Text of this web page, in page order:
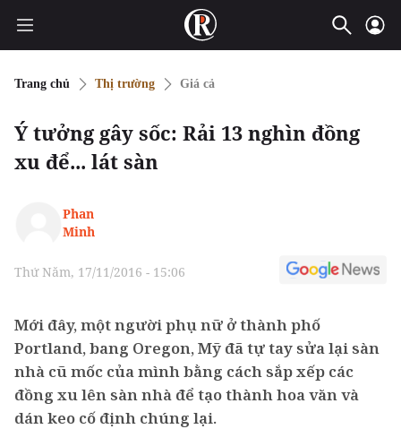
Trang chủ Thị trường Giá cả
Ý tưởng gây sốc: Rải 13 nghìn đồng
xu để... lát sàn
Phan
Minh
Thứ Năm, 17/11/2016 - 15:06
Mới đây, một người phụ nữ ở thành phố
Portland, bang Oregon, Mỹ đã tự tay sửa lại sàn
nhà cũ mốc của mình bằng cách sắp xếp các
đồng xu lên sàn nhà để tạo thành hoa văn và
dán keo cố định chúng lại.